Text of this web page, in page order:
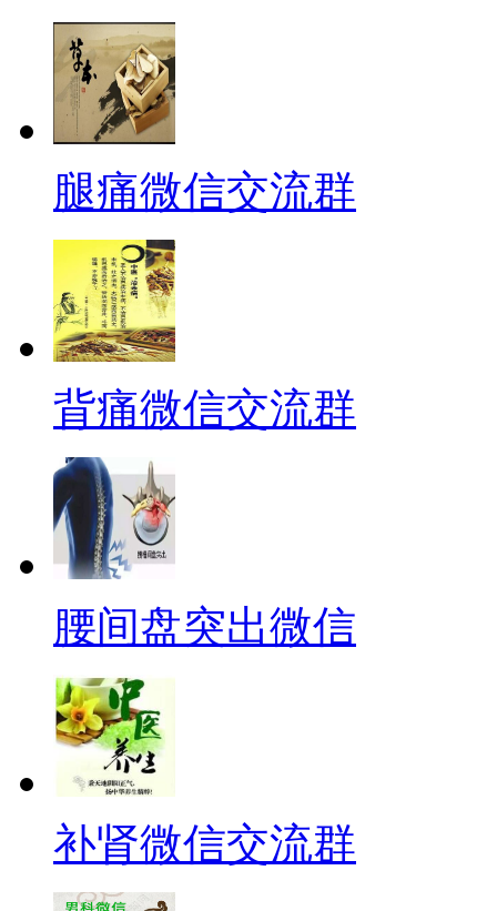
腿痛微信交流群
背痛微信交流群
腰间盘突出微信
补肾微信交流群